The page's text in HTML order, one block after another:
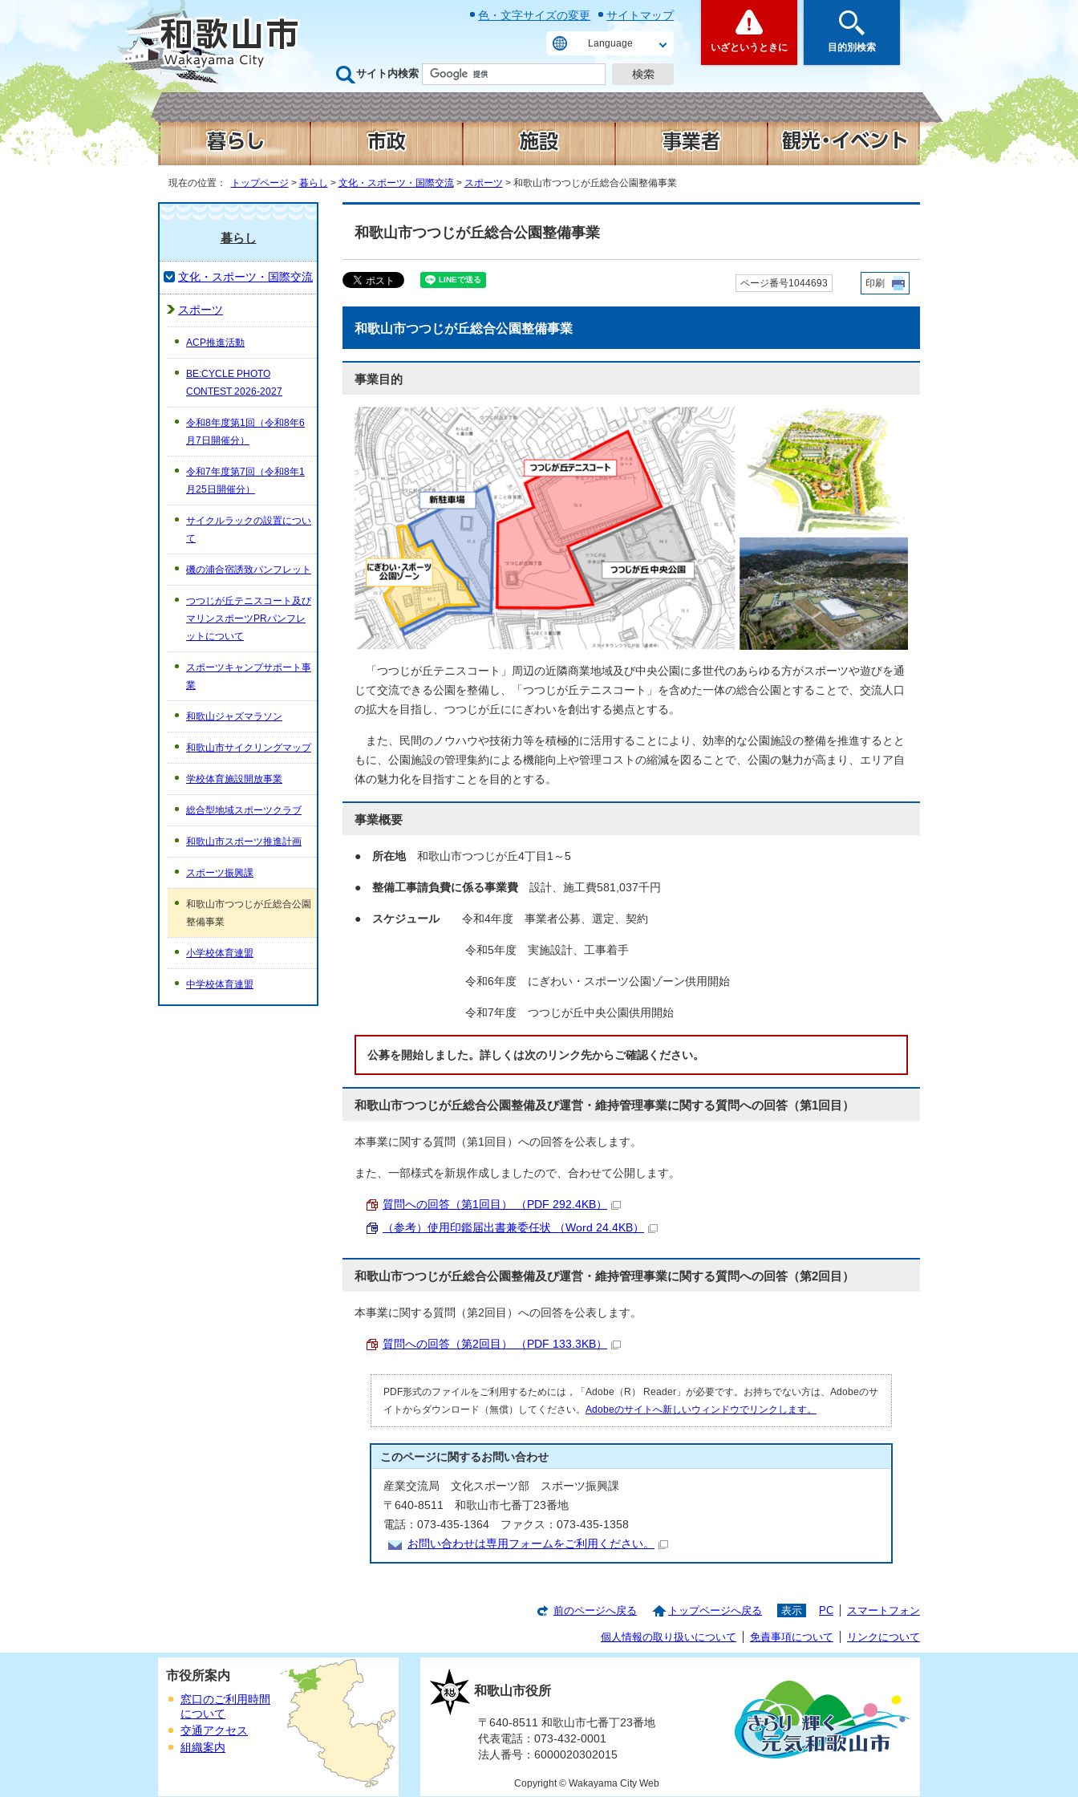
色・文字サイズの変更 サイトマップ
Language
サイト内検索
いざというときに 目的別検索
現在の位置： トップページ > 暮らし > 文化・スポーツ・国際交流> スポーツ > 和歌山市つつじが丘総合公園整備事業
和歌山市つつじが丘総合公園整備事業
ページ番号1044693 印刷
和歌山市つつじが丘総合公園整備事業
事業目的
「つつじが丘テニスコート」周辺の近隣商業地域及び中央公園に多世代のあらゆる方がスポーツや遊びを通
じて交流できる公園を整備し、「つつじが丘テニスコート」を含めた一体の総合公園とすることで、交流人口
の拡大を目指し、つつじが丘ににぎわいを創出する拠点とする。
また、民間のノウハウや技術力等を積極的に活用することにより、効率的な公園施設の整備を推進するとと
もに、公園施設の管理集約による機能向上や管理コストの縮減を図ることで、公園の魅力が高まり、エリア自
体の魅力化を目指すことを目的とする。
事業概要
● 所在地和歌山市つつじが丘4丁目1～5
● 整備工事請負費に係る事業費 設計、施工費581,037千円
● スケジュール 令和4年度 事業者公募、選定、契約
令和5年度 実施設計、工事着手
令和6年度 にぎわい・スポーツ公園ゾーン供用開始
令和7年度 つつじが丘中央公園供用開始
公募を開始しました。詳しくは次のリンク先からご確認ください。
和歌山市つつじが丘総合公園整備及び運営・維持管理事業に関する質問への回答（第1回目）
本事業に関する質問（第1回目）への回答を公表します。
また、一部様式を新規作成しましたので、合わせて公開します。
質問への回答（第1回目） （PDF 292.4KB）
（参考）使用印鑑届出書兼委任状 （Word 24.4KB）
和歌山市つつじが丘総合公園整備及び運営・維持管理事業に関する質問への回答（第2回目）
本事業に関する質問（第2回目）への回答を公表します。
質問への回答（第2回目） （PDF 133.3KB）
PDF形式のファイルをご利用するためには，「Adobe（R） Reader」が必要です。お持ちでない方は、Adobeのサ
イトからダウンロード（無償）してください。 Adobeのサイトへ新しいウィンドウでリンクします。
このページに関するお問い合わせ
産業交流局 文化スポーツ部 スポーツ振興課
〒640-8511 和歌山市七番丁23番地
電話：073-435-1364 ファクス：073-435-1358
お問い合わせは専用フォームをご利用ください。
暮らし
文化・スポーツ・国際交流
スポーツ
ACP推進活動
BE:CYCLE PHOTO
CONTEST 2026-2027
令和8年度第1回（令和8年6
月7日開催分）
令和7年度第7回（令和8年1
月25日開催分）
サイクルラックの設置につい
て
磯の浦合宿誘致パンフレット
つつじが丘テニスコート及び
マリンスポーツPRパンフレ
ットについて
スポーツキャンプサポート事
業
和歌山ジャズマラソン
和歌山市サイクリングマップ
学校体育施設開放事業
総合型地域スポーツクラブ
和歌山市スポーツ推進計画
スポーツ振興課
和歌山市つつじが丘総合公園
整備事業
小学校体育連盟
中学校体育連盟
前のページへ戻る トップページへ戻る 表示 PC スマートフォン
個人情報の取り扱いについて 免責事項について リンクについて
市役所案内
窓口のご利用時間
について
交通アクセス
組織案内
和歌山市役所
〒640-8511 和歌山市七番丁23番地
代表電話：073-432-0001
法人番号：6000020302015
Copyright © Wakayama City Web